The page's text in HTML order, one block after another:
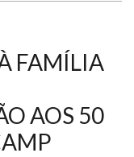
FAMÍLIA
AOS 50